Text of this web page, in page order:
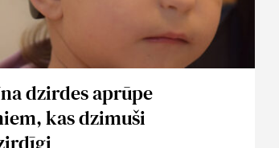
dzirdes aprūpe
kas dzimuši